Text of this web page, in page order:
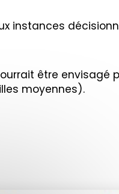
instances
être envisagé
moyennes).